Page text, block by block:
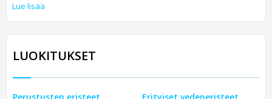
Lue lisää
LUOKITUKSET